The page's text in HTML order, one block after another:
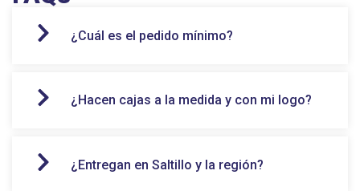
¿Cuál es el pedido mínimo?
¿Hacen cajas a la medida y con mi logo?
¿Entregan en Saltillo y la región?